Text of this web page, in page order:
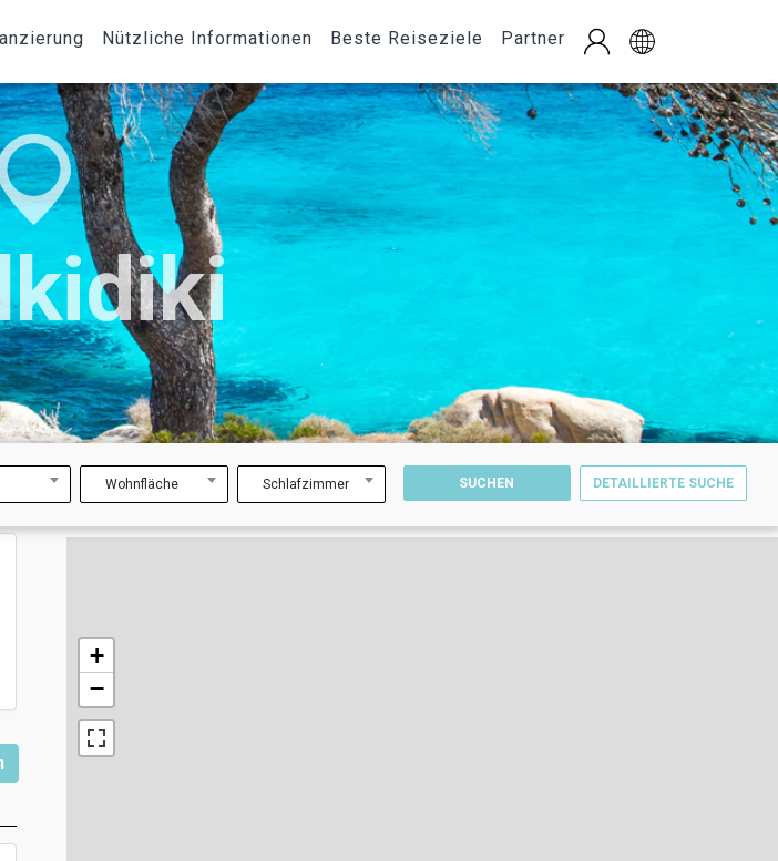
Nützliche Informationen Beste Reiseziele Partner
Wohnfläche Schlafzimmer SUCHEN DETAILLIERTE SUCHE
+
−